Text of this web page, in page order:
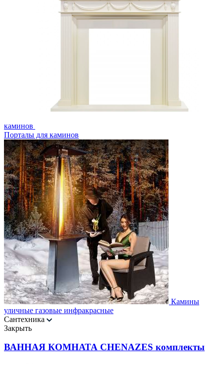
каминов
Порталы для каминов
Камины
уличные газовые инфракрасные
Сантехника
Закрыть
ВАННАЯ КОМНАТА CHENAZES комплекты